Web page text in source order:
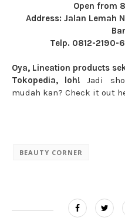
Open from
Address: Jalan Lemah
Telp. 0812-
Oya, Lineation products
Tokopedia, loh!Jadi
mudah kan? Check it out
BEAUTY CORNER